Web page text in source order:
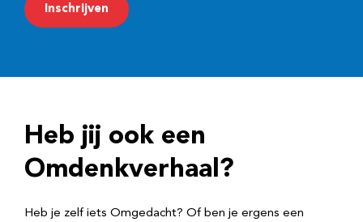
a
r
e
Inschrijven
Heb jij ook een
Omdenkverhaal?
Heb je zelf iets Omgedacht? Of ben je ergens een